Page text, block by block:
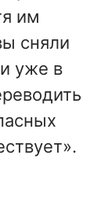
им
сняли
уже в